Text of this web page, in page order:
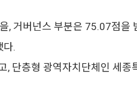
, 거버넌스 부분은 75.07점을
다.
단층형 광역자치단체인 세종